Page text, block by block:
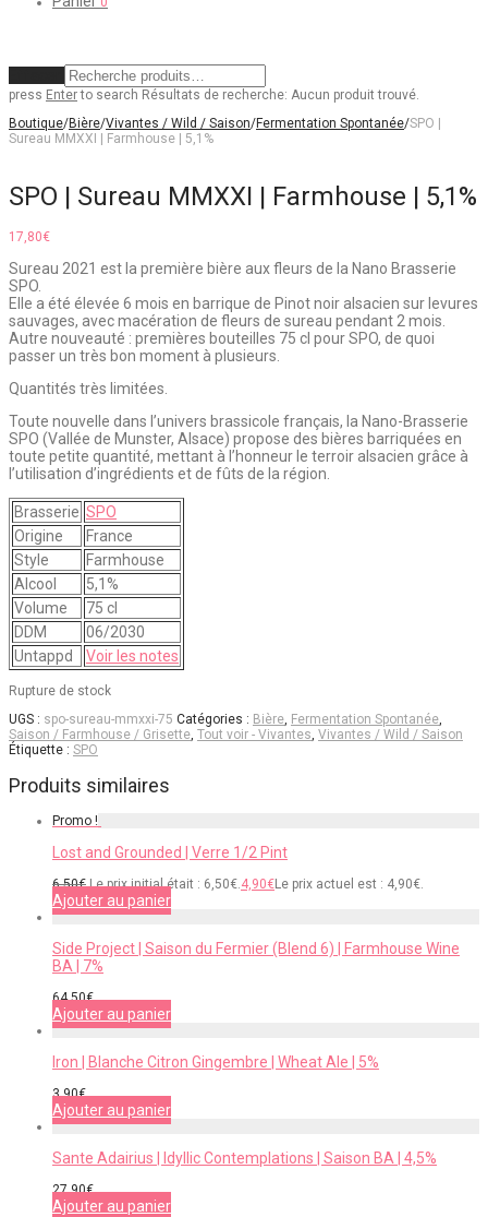
press Enterto search Résultats de recherche: Aucun produit trouvé.
Boutique/Bière/Vivantes / Wild / Saison/Fermentation Spontanée/SPO |
Sureau MMXXI | Farmhouse | 5,1%
SPO | Sureau MMXXI | Farmhouse | 5,1%
17,80€
Sureau 2021 est la première bière aux fleurs de la Nano Brasserie
SPO.
Elle a été élevée 6 mois en barrique de Pinot noir alsacien sur levures
sauvages, avec macération de fleurs de sureau pendant 2 mois.
Autre nouveauté : premières bouteilles 75 cl pour SPO, de quoi
passer un très bon moment à plusieurs.
Quantités très limitées.
Toute nouvelle dans l’univers brassicole français, la Nano-Brasserie
SPO (Vallée de Munster, Alsace) propose des bières barriquées en
toute petite quantité, mettant à l’honneur le terroir alsacien grâce à
l’utilisation d’ingrédients et de fûts de la région.
Brasserie SPO
Origine
France
Style
Farmhouse
Alcool
5,1%
Volume
75 cl
DDM
06/2030
Untappd
Voir les notes
Rupture de stock
UGS : spo-sureau-mmxxi-75 Catégories : Bière, Fermentation Spontanée,
Saison / Farmhouse / Grisette, Tout voir - Vivantes, Vivantes / Wild / Saison
Étiquette : SPO
Produits similaires
Promo !
Lost and Grounded | Verre 1/2 Pint
6,50€ Le prix initial était : 6,50€.4,90€Le prix actuel est : 4,90€.
Ajouter au panier
Side Project | Saison du Fermier (Blend 6) | Farmhouse Wine
BA | 7%
64,50€
Ajouter au panier
Iron | Blanche Citron Gingembre | Wheat Ale | 5%
3,90€
Ajouter au panier
Sante Adairius | Idyllic Contemplations | Saison BA | 4,5%
27,90€
Ajouter au panier